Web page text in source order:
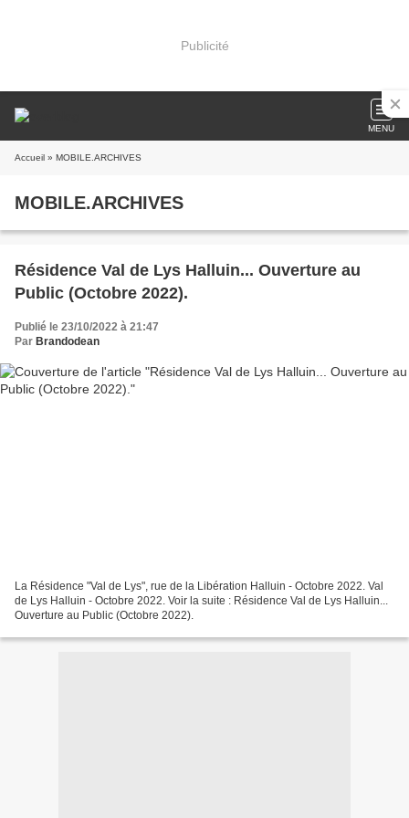
Publicité
MENU
Accueil » MOBILE.ARCHIVES
MOBILE.ARCHIVES
Résidence Val de Lys Halluin... Ouverture au
Public (Octobre 2022).
Publié le 23/10/2022 à 21:47
Par Brandodean
La Résidence "Val de Lys", rue de la Libération Halluin - Octobre 2022. Val
de Lys Halluin - Octobre 2022. Voir la suite : Résidence Val de Lys Halluin...
Ouverture au Public (Octobre 2022).